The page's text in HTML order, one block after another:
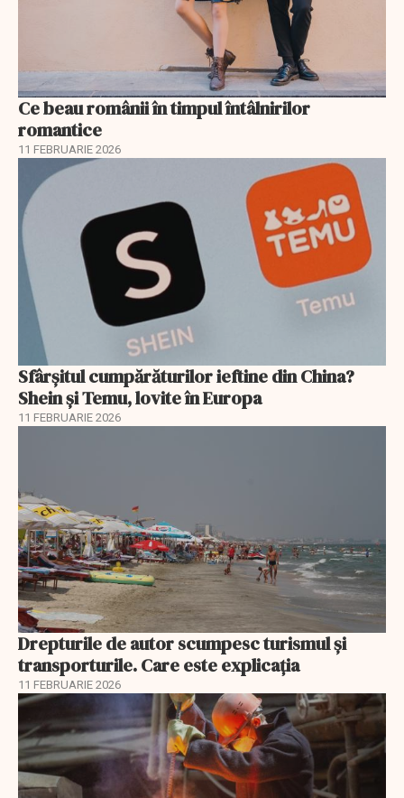
Ce beau românii în timpul întâlnirilor
romantice
11 FEBRUARIE 2026
Sfârșitul cumpărăturilor ieftine din China?
Shein și Temu, lovite în Europa
11 FEBRUARIE 2026
Drepturile de autor scumpesc turismul și
transporturile. Care este explicația
11 FEBRUARIE 2026